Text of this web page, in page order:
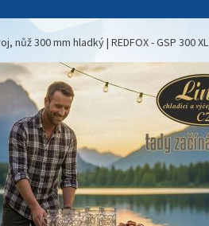
nůž 300 mm hladký | REDFOX - GSP 300 XL